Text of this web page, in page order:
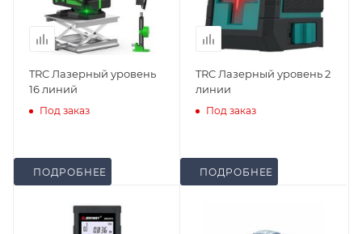
TRC Лазерный уровень
16 линий
Под заказ
ПОДРОБНЕЕ
TRC Лазерный уровень 2
линии
Под заказ
ПОДРОБНЕЕ